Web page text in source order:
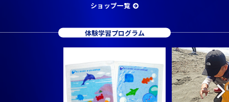
ショップ一覧
体験学習プログラム